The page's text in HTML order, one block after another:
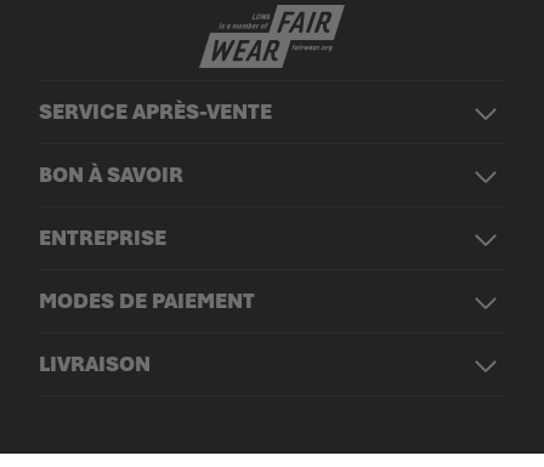
SERVICE APRÈS-VENTE
BON À SAVOIR
ENTREPRISE
MODES DE PAIEMENT
LIVRAISON